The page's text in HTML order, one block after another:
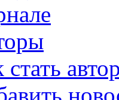
стать